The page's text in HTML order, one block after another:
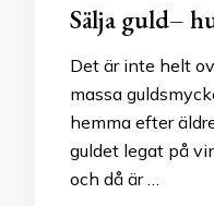
Sälja guld–
Det är inte helt
massa
hemma efter
guldet legat på
och då är …